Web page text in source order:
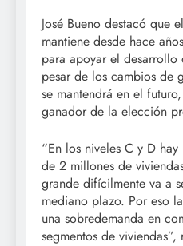
José Bueno destacó que
mantiene desde hace
para apoyar el
pesar de los cambios de
se mantendrá en el
ganador de la elección
“En los niveles C y D
de 2 millones de
grande difícilmente va a
mediano plazo. Por eso
una sobredemanda en
segmentos de